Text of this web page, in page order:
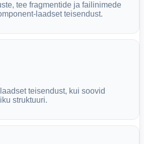
tee fragmentide ja failinimede
laadset teisendust.
teisendust, kui soovid
struktuuri.